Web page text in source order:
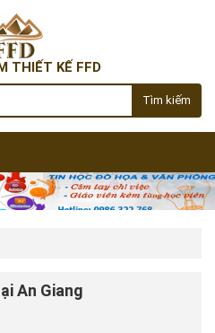
THIẾT KẾ FFD
Tìm kiếm
An Giang